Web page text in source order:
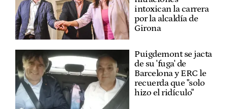
intoxican la carrera
por la alcaldía de
Girona
Puigdemont se jacta
de su 'fuga' de
Barcelona y ERC le
recuerda que "solo
hizo el ridículo"